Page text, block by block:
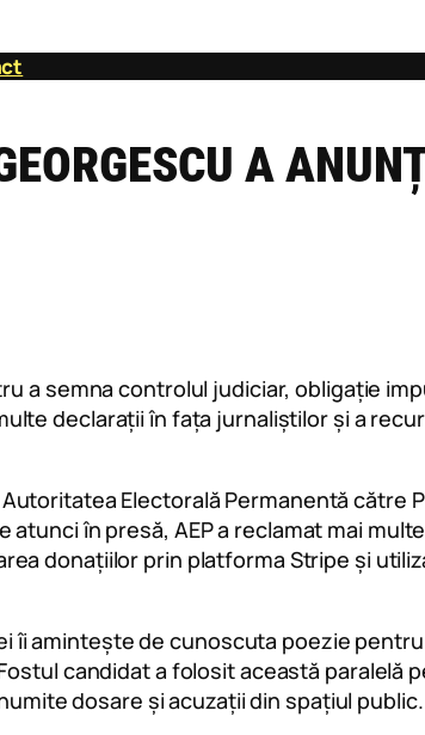
A
a semna controlul judiciar, obligație
declarații în fața jurnaliștilor și a
Electorală Permanentă către
în presă, AEP a reclamat mai
donațiilor prin platforma Stripe și
îi amintește de cunoscuta poezie
candidat a folosit această paralelă
dosare și acuzații din spațiul public.